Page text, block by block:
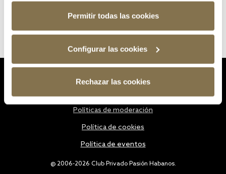
Permitir todas las cookies
Configurar las cookies
Rechazar las cookies
@ 2006-2026 Club Privado Pasión Habanos.
Políticas de moderación
Política de cookies
Política de eventos